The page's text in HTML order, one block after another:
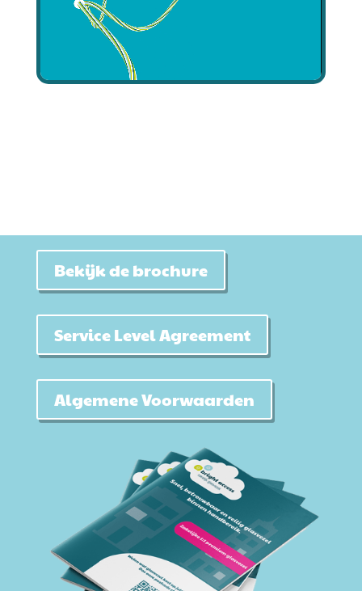
Bekijk de brochure
Service Level Agreement
Algemene Voorwaarden